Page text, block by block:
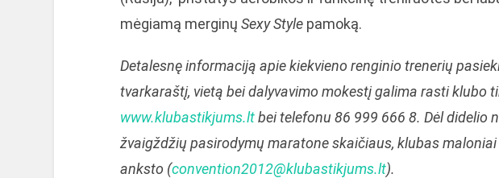
mėgiamą merginų Sexy Stylepamoką.
Detalesnę informaciją apie kiekvieno renginio trenerių
tvarkaraštį, vietą bei dalyvavimo mokestį galima rasti klubo
www.klubastikjums.ltbei telefonu 86 999 666 8. Dėl didelio
žvaigždžių pasirodymų maratone skaičiaus, klubas
anksto (convention2012@klubastikjums.lt).